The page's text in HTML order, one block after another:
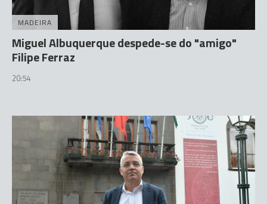
MADEIRA
Miguel Albuquerque despede-se do "amigo"
Filipe Ferraz
20:54